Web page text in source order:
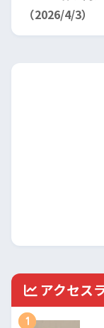
（2026/4/3）
アクセス
1